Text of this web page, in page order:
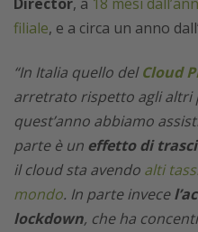
filiale, e a circa un anno
“In Italia quello delCloud
arretrato rispetto agli altri
quest’anno abbiamo
parte è un effetto di
il cloud sta avendo alti
mondo. In parte invece
lockdown, che ha